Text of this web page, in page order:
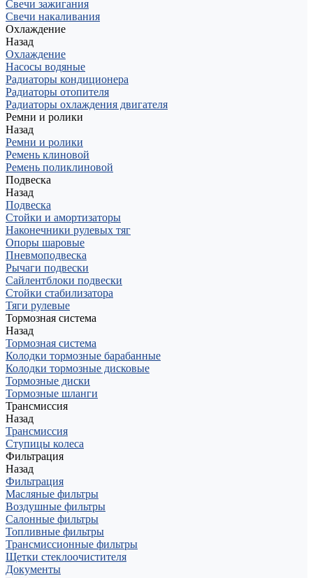
Свечи зажигания
Свечи накаливания
Охлаждение
Назад
Охлаждение
Насосы водяные
Радиаторы кондиционера
Радиаторы отопителя
Радиаторы охлаждения двигателя
Ремни и ролики
Назад
Ремни и ролики
Ремень клиновой
Ремень поликлиновой
Подвеска
Назад
Подвеска
Стойки и амортизаторы
Наконечники рулевых тяг
Опоры шаровые
Пневмоподвеска
Рычаги подвески
Сайлентблоки подвески
Стойки стабилизатора
Тяги рулевые
Тормозная система
Назад
Тормозная система
Колодки тормозные барабанные
Колодки тормозные дисковые
Тормозные диски
Тормозные шланги
Трансмиссия
Назад
Трансмиссия
Ступицы колеса
Фильтрация
Назад
Фильтрация
Масляные фильтры
Воздушные фильтры
Салонные фильтры
Топливные фильтры
Трансмиссионные фильтры
Щетки стеклоочистителя
Документы